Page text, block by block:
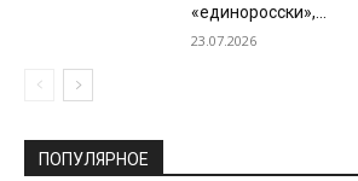
«единоросски»,...
23.07.2026
ПОПУЛЯРНОЕ